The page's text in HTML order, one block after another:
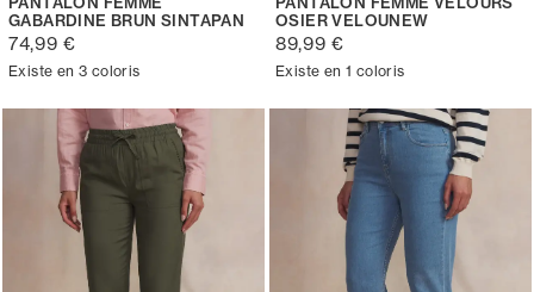
GABARDINE BRUN SINTAPAN
74,99 €
Existe en 3 coloris
OSIER VELOUNEW
89,99 €
Existe en 1 coloris